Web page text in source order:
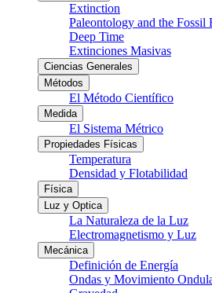
Extinction
Paleontology and the Fossil
Deep Time
Extinciones Masivas
Ciencias Generales
Métodos
El Método Científico
Medida
El Sistema Métrico
Propiedades Físicas
Temperatura
Densidad y Flotabilidad
Física
Luz y Optica
La Naturaleza de la Luz
Electromagnetismo y Luz
Mecánica
Definición de Energía
Ondas y Movimiento